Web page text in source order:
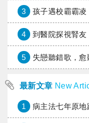
3 孩子遇校霸霸凌
4 到醫院探視腎友
5 失戀聽錯歌，
最新文章 New
1 病主法七年原